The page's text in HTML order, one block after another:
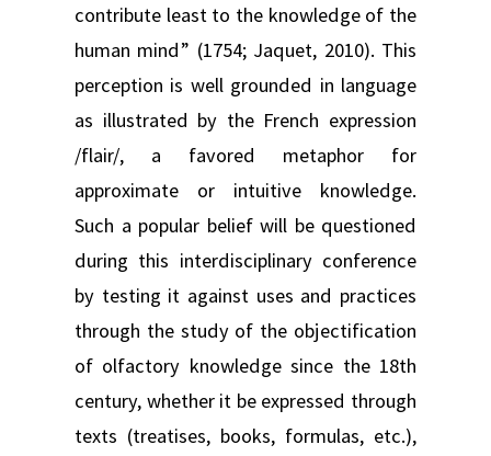
contribute least to the knowledge of the
human mind” (1754; Jaquet, 2010). This
perception is well grounded in language
as illustrated by the French expression
/flair/, a favored metaphor for
approximate or intuitive knowledge.
Such a popular belief will be questioned
during this interdisciplinary conference
by testing it against uses and practices
through the study of the objectification
of olfactory knowledge since the 18th
century, whether it be expressed through
texts (treatises, books, formulas, etc.),